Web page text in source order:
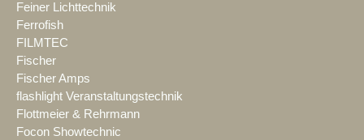
Feiner Lichttechnik
Ferrofish
FILMTEC
Fischer
Fischer Amps
flashlight Veranstaltungstechnik
Flottmeier & Rehrmann
Focon Showtechnic